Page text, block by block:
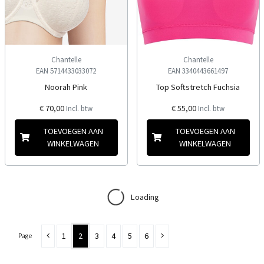
Chantelle
EAN 5714433033072
Noorah Pink
€ 70,00 Incl. btw
TOEVOEGEN AAN
WINKELWAGEN
Chantelle
EAN 3340443661497
Top Softstretch Fuchsia
€ 55,00 Incl. btw
TOEVOEGEN AAN
WINKELWAGEN
Loading
Page 1 2 3 4 5 6